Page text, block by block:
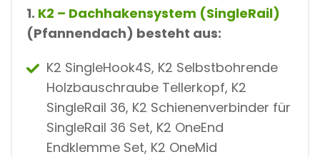
1. K2 – Dachhakensystem (SingleRail)
(Pfannendach) besteht aus:
K2 SingleHook4S, K2 Selbstbohrende
Holzbauschraube Tellerkopf, K2
SingleRail 36, K2 Schienenverbinder für
SingleRail 36 Set, K2 OneEnd
Endklemme Set, K2 OneMid